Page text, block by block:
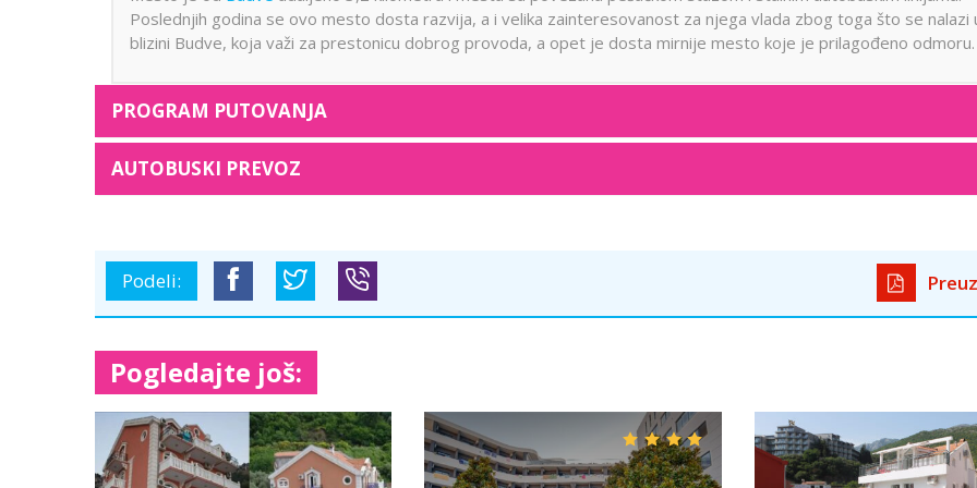
Poslednjih godina se ovo mesto dosta razvija, a i velika zainteresovanost za njega vlada zbog toga što se nalazi
blizini Budve, koja važi za prestonicu dobrog provoda, a opet je dosta mirnije mesto koje je prilagođeno odmoru.
PROGRAM PUTOVANJA
AUTOBUSKI PREVOZ
Podeli:
Pogledajte još: